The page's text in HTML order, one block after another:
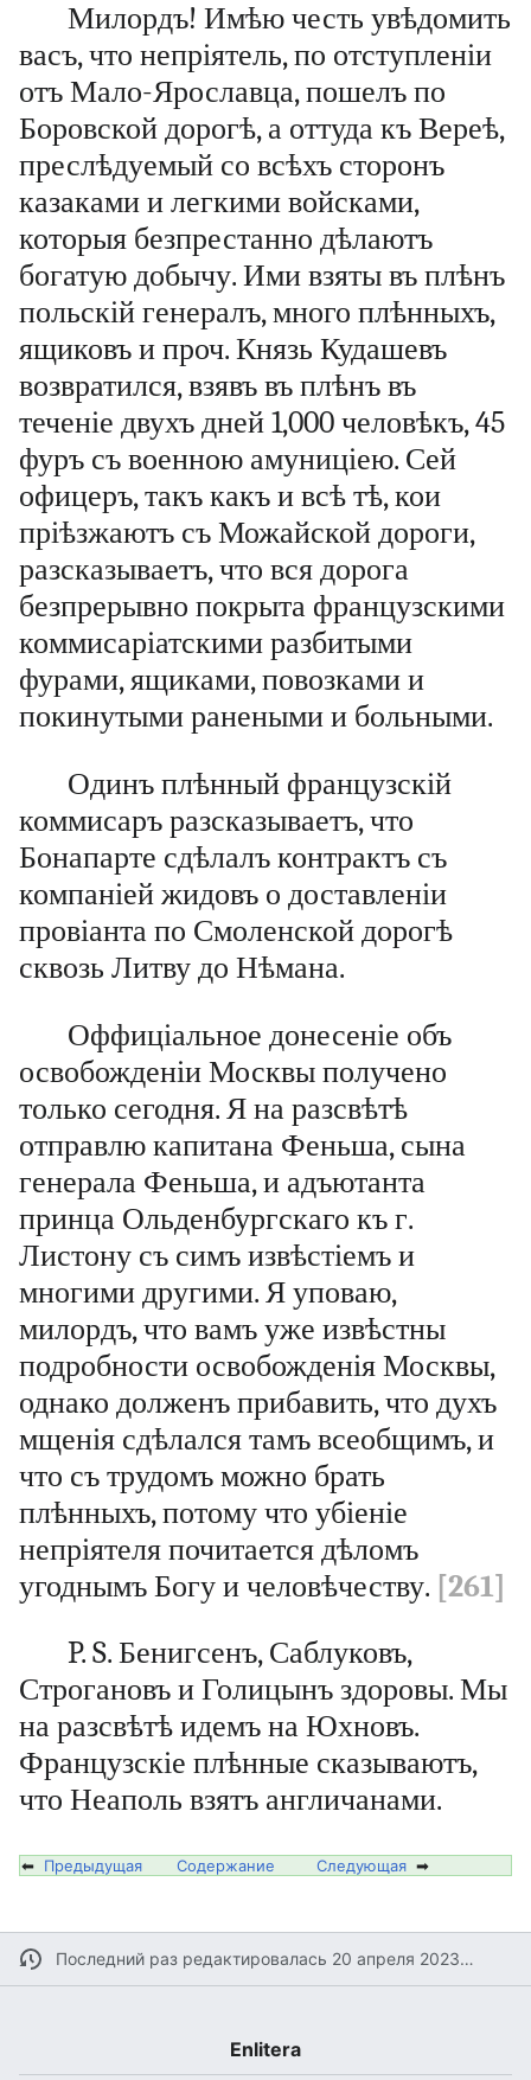
Милордъ! Имѣю честь увѣдомить
васъ, что непріятель, по отступленіи
отъ Мало-Ярославца, пошелъ по
Боровской дорогѣ, а оттуда къ Вереѣ,
преслѣдуемый со всѣхъ сторонъ
казаками и легкими войсками,
которыя безпрестанно дѣлаютъ
богатую добычу. Ими взяты въ плѣнъ
польскій генералъ, много плѣнныхъ,
ящиковъ и проч. Князь Кудашевъ
возвратился, взявъ въ плѣнъ въ
теченіе двухъ дней 1,000 человѣкъ, 45
фуръ съ военною амуниціею. Сей
офицеръ, такъ какъ и всѣ тѣ, кои
пріѣзжаютъ съ Можайской дороги,
разсказываетъ, что вся дорога
безпрерывно покрыта французскими
коммисаріатскими разбитыми
фурами, ящиками, повозками и
покинутыми ранеными и больными.
Одинъ плѣнный французскій
коммисаръ разсказываетъ, что
Бонапарте сдѣлалъ контрактъ съ
компаніей жидовъ о доставленіи
провіанта по Смоленской дорогѣ
сквозь Литву до Нѣмана.
Оффиціальное донесеніе объ
освобожденіи Москвы получено
только сегодня. Я на разсвѣтѣ
отправлю капитана Феньша, сына
генерала Феньша, и адъютанта
принца Ольденбургскаго къ г.
Листону съ симъ извѣстіемъ и
многими другими. Я уповаю,
милордъ, что вамъ уже извѣстны
подробности освобожденія Москвы,
однако долженъ прибавить, что духъ
мщенія сдѣлался тамъ всеобщимъ, и
что съ трудомъ можно брать
плѣнныхъ, потому что убіеніе
непріятеля почитается дѣломъ
угоднымъ Богу и человѣчеству. [261]
P. S. Бенигсенъ, Саблуковъ,
Строгановъ и Голицынъ здоровы. Мы
на разсвѣтѣ идемъ на Юхновъ.
Французскіе плѣнные сказываютъ,
что Неаполь взятъ англичанами.
⬅ Предыдущая Содержание Следующая ➡
Последний раз редактировалась 20 апреля 2023 в 13:43
Enlitera